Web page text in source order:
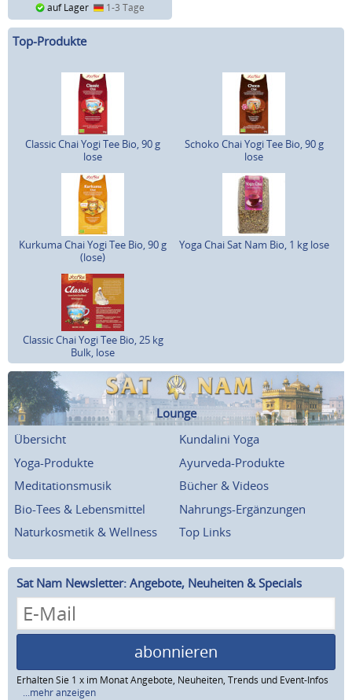
auf Lager 1-3 Tage
Top-Produkte
Classic Chai Yogi Tee Bio, 90 g
lose
Schoko Chai Yogi Tee Bio, 90 g
lose
Kurkuma Chai Yogi Tee Bio, 90 g
(lose)
Yoga Chai Sat Nam Bio, 1 kg lose
Classic Chai Yogi Tee Bio, 25 kg
Bulk, lose
Lounge
Übersicht
Kundalini Yoga
Yoga-Produkte
Ayurveda-Produkte
Meditationsmusik
Bücher & Videos
Bio-Tees & Lebensmittel
Nahrungs-Ergänzungen
Naturkosmetik & Wellness
Top Links
Sat Nam Newsletter: Angebote, Neuheiten & Specials
abonnieren
Erhalten Sie 1 x im Monat Angebote, Neuheiten, Trends und Event-Infos
...mehr anzeigen